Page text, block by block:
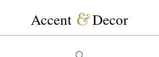
Accent &Decor